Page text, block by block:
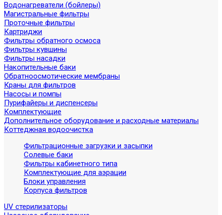
Водонагреватели (бойлеры)
Магистральные фильтры
Проточные фильтры
Картриджи
Фильтры обратного осмоса
Фильтры кувшины
Фильтры насадки
Накопительные баки
Обратноосмотические мембраны
Краны для фильтров
Насосы и помпы
Пурифайеры и диспенсеры
Комплектующие
Дополнительное оборудование и расходные материалы
Коттеджная водоочистка
Фильтрационные загрузки и засыпки
Солевые баки
Фильтры кабинетного типа
Комплектующие для аэрации
Блоки управления
Корпуса фильтров
UV стерилизаторы